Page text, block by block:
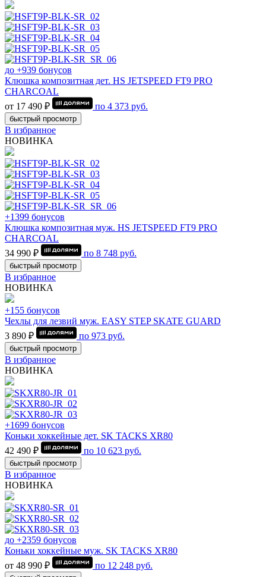
до +939 бонусов
Клюшка композитная дет. HS JETSPEED FT9 PRO
CHARCOAL
от 17 490 ₽
по 4 373 руб.
быстрый просмотр
В избранное
НОВИНКА
+1399 бонусов
Клюшка композитная муж. HS JETSPEED FT9 PRO
CHARCOAL
34 990 ₽
по 8 748 руб.
быстрый просмотр
В избранное
НОВИНКА
+155 бонусов
Чехлы для лезвий муж. EASY STEP SKATE GUARD
3 890 ₽
по 973 руб.
быстрый просмотр
В избранное
НОВИНКА
+1699 бонусов
Коньки хоккейные дет. SK TACKS XR80
42 490 ₽
по 10 623 руб.
быстрый просмотр
В избранное
НОВИНКА
до +2359 бонусов
Коньки хоккейные муж. SK TACKS XR80
от 48 990 ₽
по 12 248 руб.